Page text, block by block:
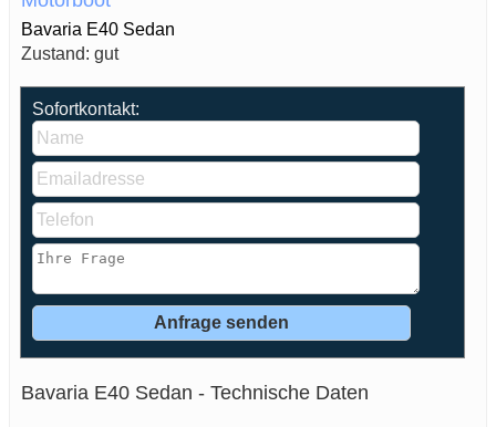
Bavaria E40 Sedan
Zustand: gut
Sofortkontakt:
Bavaria E40 Sedan - Technische Daten